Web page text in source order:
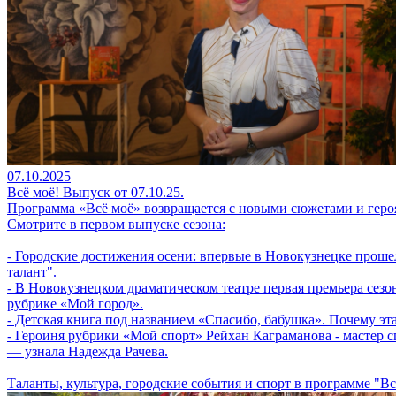
07.10.2025
Всё моё! Выпуск от 07.10.25.
Программа «Всё моё» возвращается с новыми сюжетами и
Смотрите в первом выпуске сезона:
- Городские достижения осени: впервые в Новокузнецке
талант".
- В Новокузнецком драматическом театре первая премьера
рубрике «Мой город».
- Детская книга под названием «Спасибо, бабушка». Почему
- Героиня рубрики «Мой спорт» Рейхан Каграманова - мастер
— узнала Надежда Рачева.
Таланты, культура, городские события и спорт в программе